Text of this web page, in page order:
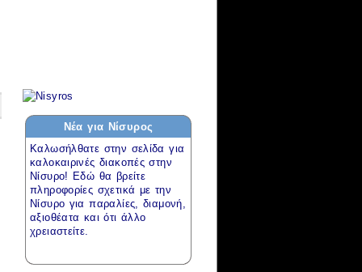
Νέα για Νίσυρος
Καλωσήλθατε στην σελίδα για
καλοκαιρινές διακοπές στην
Νίσυρο! Εδώ θα βρείτε
πληροφορίες σχετικά με την
Νίσυρο γιαπαραλίες,διαμονή,
αξιοθέατα και ότι άλλο
χρειαστείτε.